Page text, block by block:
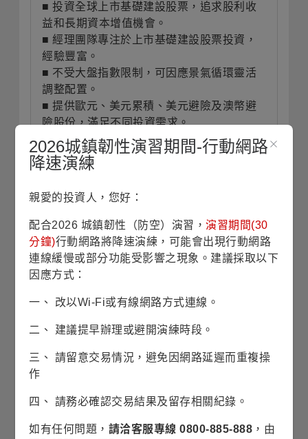
■ 投資全球上市基礎建設股票，追求股利收
益和長期資本增值機會。
■ 經理團隊專注於上市基礎建設股票投資，
經驗豐富。
■ 不受大盤指數限制，可因應景氣循環靈活
調整配置。
■ 提供歐元、美元累積、美元避險及澳幣避
險股份，滿足不同投資需求。
投資展望
全球景氣具備韌性、關稅對通膨的影響可
控，貨幣寬鬆環境與擴張財政政策，有助支
撐全球經濟及金融市場表現。看好基礎建設
股票具備三大優勢，包括獲利較不受景氣循
環影響、應對通膨、迎接政策和長期趨勢順
風，後者包括脫碳(Decarbonization)
中心運算對電力及資料傳輸需求的爆炸式成
長，讓基礎建設股票不僅防禦，防禦中還帶
有成長利基。本基金採取不受對應大盤指數
調整配置，可列為長期投資組合的一環。
2026城鎮韌性演習期間-行動網路
降速演練
親愛的投資人，您好：
配合2026 城鎮韌性（防空）演習，演習期間(30
分鐘)行動網路將降速演練，可能會出現行動網路
連線緩慢或部分功能受影響之現象。建議採取以下
因應方式：
一、 改以Wi-Fi或有線網路方式連線。
二、 建議提早辦理或避開演練時段。
三、 請留意交易情況，避免因網路延遲而重複操
作
四、 請務必確認交易結果及留存相關紀錄。
如有任何問題， 請洽客服專線 0800-885-888 ，由